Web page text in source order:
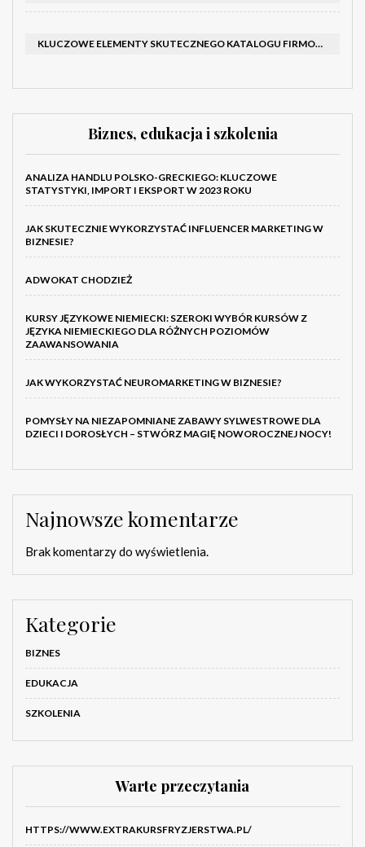
KLUCZOWE ELEMENTY SKUTECZNEGO KATALOGU FIRMOWEGO I BROSZURY
Biznes, edukacja i szkolenia
ANALIZA HANDLU POLSKO-GRECKIEGO: KLUCZOWE
STATYSTYKI, IMPORT I EKSPORT W 2023 ROKU
JAK SKUTECZNIE WYKORZYSTAĆ INFLUENCER MARKETING W
BIZNESIE?
ADWOKAT CHODZIEŻ
KURSY JĘZYKOWE NIEMIECKI: SZEROKI WYBÓR KURSÓW Z
JĘZYKA NIEMIECKIEGO DLA RÓŻNYCH POZIOMÓW
ZAAWANSOWANIA
JAK WYKORZYSTAĆ NEUROMARKETING W BIZNESIE?
POMYSŁY NA NIEZAPOMNIANE ZABAWY SYLWESTROWE DLA
DZIECI I DOROSŁYCH – STWÓRZ MAGIĘ NOWOROCZNEJ NOCY!
Najnowsze komentarze
Brak komentarzy do wyświetlenia.
Kategorie
BIZNES
EDUKACJA
SZKOLENIA
Warte przeczytania
HTTPS://WWW.EXTRAKURSFRYZJERSTWA.PL/